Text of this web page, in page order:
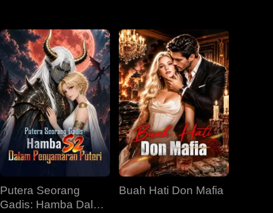
Episod 34 Episod 35 Episod 36
Episod 37 Episod 38 Episod 39
Episod 40
Putera Seorang
Gadis: Hamba Dalam
Buah Hati Don Mafia